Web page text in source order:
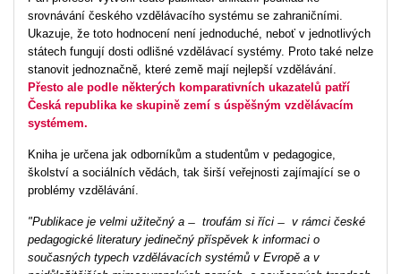
srovnávání českého vzdělávacího systému se zahraničními.
Ukazuje, že toto hodnocení není jednoduché, neboť v jednotlivých
státech fungují dosti odlišné vzdělávací systémy. Proto také nelze
stanovit jednoznačně, které země mají nejlepší vzdělávání.
Přesto ale podle některých komparativních ukazatelů patří
Česká republika ke skupině zemí s úspěšným vzdělávacím
systémem.
Kniha je určena jak odborníkům a studentům v pedagogice,
školství a sociálních vědách, tak širší veřejnosti zajímající se o
problémy vzdělávání.
"Publikace je velmi užitečný a ̶ troufám si říci ̶ v rámci české
pedagogické literatury jedinečný příspěvek k informaci o
současných typech vzdělávacích systémů v Evropě a v